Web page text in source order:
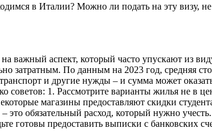
в Италии? Можно ли подать на эту визу,
важный аспект, который часто упускают из
затратным. По данным на 2023 год, средняя
и другие нужды – и сумма может
советов: 1. Рассмотрите варианты жилья не в
магазины предоставляют скидки
это обязательный расход, который нужно
готовы предоставить выписки с банковских